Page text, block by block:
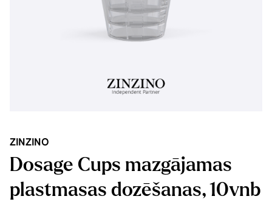
ZINZINO
Dosage Cups mazgājamas
plastmasas dozēšanas, 10vnb